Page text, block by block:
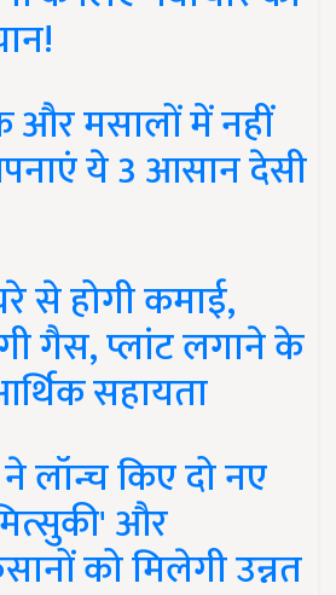
और मसालों में नहीं
ये 3 आसान देसी
से होगी कमाई,
गैस, प्लांट लगाने के
सहायता
लॉन्च किए दो नए
और
को मिलेगी उन्नत